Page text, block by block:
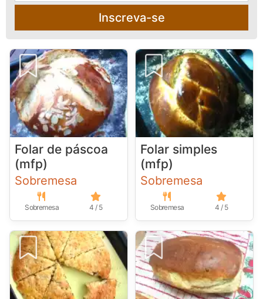
Inscreva-se
Folar de páscoa
(mfp)
Sobremesa
Sobremesa 4 / 5
Folar simples
(mfp)
Sobremesa
Sobremesa 4 / 5